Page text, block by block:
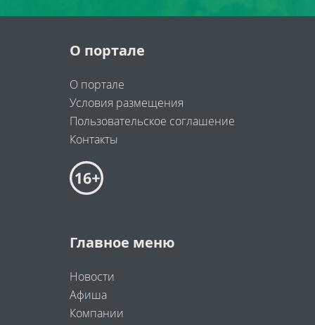
О портале
О портале
Условия размещения
Пользовательское соглашение
Контакты
Главное меню
Новости
Афиша
Компании